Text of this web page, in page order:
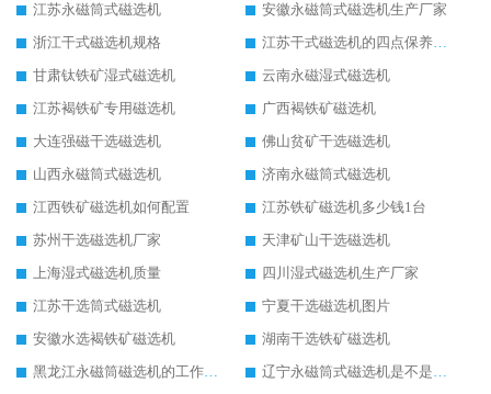
江苏永磁筒式磁选机
安徽永磁筒式磁选机生产厂家
浙江干式磁选机规格
江苏干式磁选机的四点保养秘籍
甘肃钛铁矿湿式磁选机
云南永磁湿式磁选机
江苏褐铁矿专用磁选机
广西褐铁矿磁选机
大连强磁干选磁选机
佛山贫矿干选磁选机
山西永磁筒式磁选机
济南永磁筒式磁选机
江西铁矿磁选机如何配置
江苏铁矿磁选机多少钱1台
苏州干选磁选机厂家
天津矿山干选磁选机
上海湿式磁选机质量
四川湿式磁选机生产厂家
江苏干选筒式磁选机
宁夏干选磁选机图片
安徽水选褐铁矿磁选机
湖南干选铁矿磁选机
黑龙江永磁筒磁选机的工作原理
辽宁永磁筒式磁选机是不是强磁